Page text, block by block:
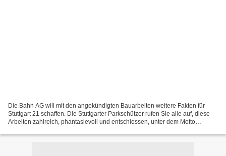
Die Bahn AG will mit den angekündigten Bauarbeiten weitere Fakten für
Stuttgart 21 schaffen. Die Stuttgarter Parkschützer rufen Sie alle auf, diese
Arbeiten zahlreich, phantasievoll und entschlossen, unter dem Motto